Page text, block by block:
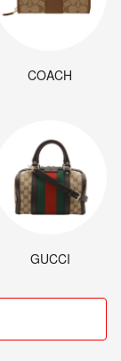
COACH
GUCCI